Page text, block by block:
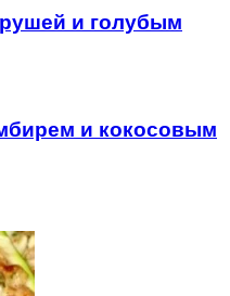
и голубым
и кокосовым